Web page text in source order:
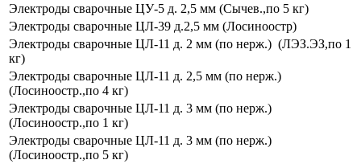
Электроды сварочные ЦУ-5 д. 2,5 мм (Сычев.,по 5 кг)
Электроды сварочные ЦЛ-39 д.2,5 мм (Лосиноостр)
Электроды сварочные ЦЛ-11 д. 2 мм (по нерж.) (ЛЭЗ.ЭЗ,по 1
кг)
Электроды сварочные ЦЛ-11 д. 2,5 мм (по нерж.)
(Лосиноостр.,по 4 кг)
Электроды сварочные ЦЛ-11 д. 3 мм (по нерж.)
(Лосиноостр.,по 1 кг)
Электроды сварочные ЦЛ-11 д. 3 мм (по нерж.)
(Лосиноостр.,по 5 кг)